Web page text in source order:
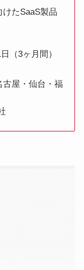
たSaaS製品
（3ヶ月間）
屋・仙台・福